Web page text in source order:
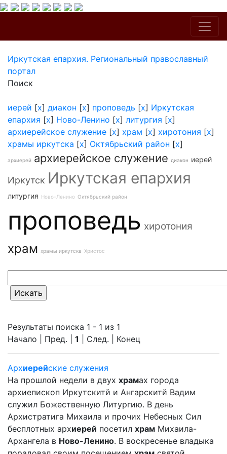
Иркутская епархия. Региональный православный
портал
Поиск
иерей [x] диакон [x] проповедь [x] Иркутская
епархия [x] Ново-Ленино [x] литургия [x]
архиерейское служение [x] храм [x] хиротония [x]
храмы иркутска [x] Октябрьский район [x]
архиерей архиерейское служение диакон иерей
Иркутск Иркутская епархия
литургия Ново-Ленино Октябрьский район
проповедь хиротония
храм храмы иркутска Христос
Результаты поиска 1 - 1 из 1
Начало | Пред. | 1 | След. | Конец
Архиерейские служения
На прошлой недели в двух храмах города
архиепископ Иркутскитй и Ангарскитй Вадим
служил Божественную Литургию. В день
Архистратига Михаила и прочих Небесных Сил
бесплотных архиерей посетил храм Михаила-
Архангела в Ново-Ленино. В воскресенье владыка